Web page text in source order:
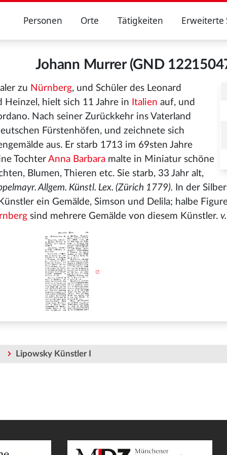
Personen Orte Tätigkeiten Erweiterte
Johann Murrer (GND
zu Nürnberg, und Schüler des Leonard
Heinzel, hielt sich 11 Jahre in Italien auf, und
Nach seiner Zurückkehr ins Vaterland
Fürstenhöfen, und zeichnete sich
aus. Er starb 1713 im 69sten Jahre
Tochter Anna Barbara malte in Miniatur schöne
Blumen, Thieren etc. Sie starb, 33 Jahr alt,
Allgem. Künstl. Lex. (Zürich 1779). In der
ein Gemälde, Simson und Delila; halbe
sind mehrere Gemälde von diesem Künstler.
Lipowsky Künstler I